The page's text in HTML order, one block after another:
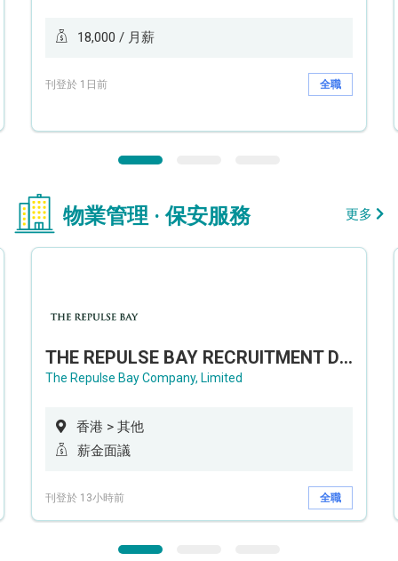
18,000 / 月薪
刊登於 1日前 全職
物業管理 · 保安服務 更多
THE REPULSE BAY RECRUITMENT DAY 淺水灣影灣園人才招聘會
The Repulse Bay Company, Limited
香港 > 其他
薪金面議
刊登於 13小時前 全職